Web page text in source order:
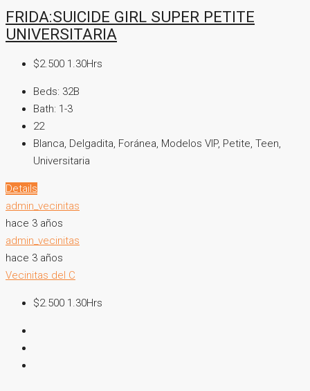
FRIDA:SUICIDE GIRL SUPER PETITE
UNIVERSITARIA
$2.500 1.30Hrs
Beds: 32B
Bath: 1-3
22
Blanca, Delgadita, Foránea, Modelos VIP, Petite, Teen,
Universitaria
Details
admin_vecinitas
hace 3 años
admin_vecinitas
hace 3 años
Vecinitas del C
$2.500 1.30Hrs